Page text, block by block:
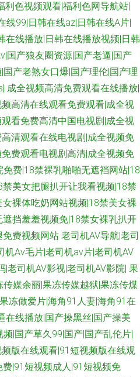
天堂 www污黄在线 日本免费A∨ 91熟
线98草 白丝自慰潮睡91 婷婷亚洲情色
人A片网站 天天干干欧美合集 51福利社
人人模 海角社区最新网址 操逼福利社
利姬AV导航 91人人操人人爽 成人影音
皮快播 91中文熟女 AV性爱区 国产91
费网战 国产91精品探花 91TV在线 97
av网 熟妇丝袜诱惑 国产美女被操网站
se 福利1区 欧美深爱激情 国产日韩伦理
艹逼 狼人伊人色 91大片在线观看 51免
花视频导航 岛国A一区免费看 青青草
视频在线 欧美激情A图 国产天天操天
利色视频观看|福利色网导航站|
线99|日韩在线az|日韩在线A片|
在线播放|日韩在线播放视频|日韩
国产狼友圈资源|国产老逼|国产
产老熟女口爆|国产理伦|国产理
成全视频高清免费观看在线播放|
高清在线观看免费观看|成全视
看免费高清中国电视剧|成全视
清观看在线电视剧|成全视频免
费观看电视剧高清|成全视频免
费|18禁裸乳啪啪无遮裆网站|18
美女把腿扒开让我看视频|18禁
裸体吃奶网站视频|18禁美女裸
挡羞羞视频免|18禁女裸乳扒开
免费视频网站 老司机AV导航|老司
Av毛片|老司机av片|老司机AV
|老司机AV影视|老司机AV影院| 果
媒余丽|果冻传媒越狱|果冻传煤
冻做爱片|海角91人妻|海角91在
在线播放|国产操黑丝|国产操美
|国产草久99|国产|国产乱伦片|
版在线观看|91短视频版在线观
|91短视频成人|91短视频免